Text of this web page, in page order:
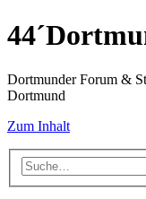
Dortmunder Forum &
Dortmund
Zum Inhalt